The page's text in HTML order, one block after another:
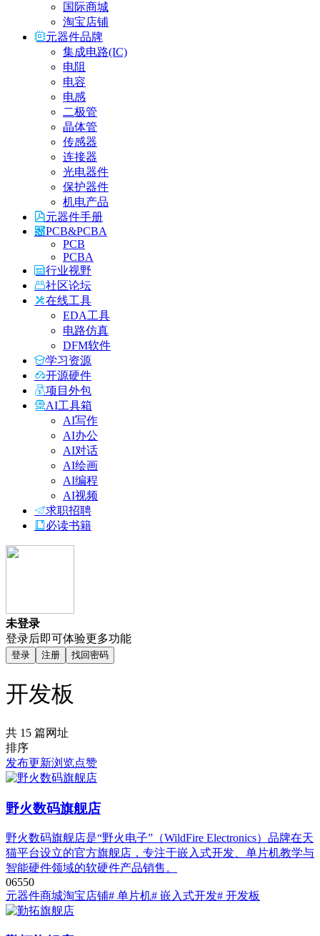
国际商城
淘宝店铺
元器件品牌
集成电路(IC)
电阻
电容
电感
二极管
晶体管
传感器
连接器
光电器件
保护器件
机电产品
元器件手册
PCB&PCBA
PCB
PCBA
行业视野
社区论坛
在线工具
EDA工具
电路仿真
DFM软件
学习资源
开源硬件
项目外包
AI工具箱
AI写作
AI办公
AI对话
AI绘画
AI编程
AI视频
求职招聘
必读书籍
未登录
登录后即可体验更多功能
登录 注册 找回密码
开发板
共 15 篇网址
排序
发布更新浏览点赞
野火数码旗舰店
野火数码旗舰店是“野火电子”（WildFire Electronics）品牌在天
猫平台设立的官方旗舰店，专注于嵌入式开发、单片机教学与
智能硬件领域的软硬件产品销售。
06550
元器件商城淘宝店铺# 单片机# 嵌入式开发# 开发板